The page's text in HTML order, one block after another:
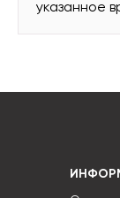
указанное